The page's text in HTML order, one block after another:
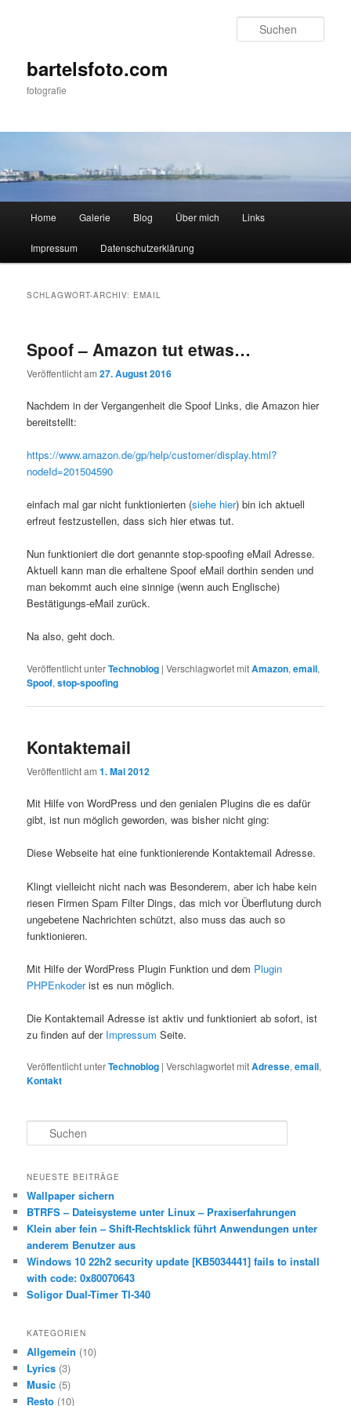
bartelsfoto.com
fotografie
Home Galerie Blog Über mich Links
Impressum Datenschutzerklärung
SCHLAGWORT-ARCHIV: EMAIL
Spoof – Amazon tut etwas…
Veröffentlicht am27. August 2016
Nachdem in der Vergangenheit die Spoof Links, die Amazon hier
bereitstellt:
https://www.amazon.de/gp/help/customer/display.html?
nodeId=201504590
einfach mal gar nicht funktionierten (siehe hier) bin ich aktuell
erfreut festzustellen, dass sich hier etwas tut.
Nun funktioniert die dort genannte stop-spoofing eMail Adresse.
Aktuell kann man die erhaltene Spoof eMail dorthin senden und
man bekommt auch eine sinnige (wenn auch Englische)
Bestätigungs-eMail zurück.
Na also, geht doch.
Veröffentlicht unterTechnoblog |Verschlagwortet mitAmazon,email,
Spoof,stop-spoofing
Kontaktemail
Veröffentlicht am1. Mai 2012
Mit Hilfe von WordPress und den genialen Plugins die es dafür
gibt, ist nun möglich geworden, was bisher nicht ging:
Diese Webseite hat eine funktionierende Kontaktemail Adresse.
Klingt vielleicht nicht nach was Besonderem, aber ich habe kein
riesen Firmen Spam Filter Dings, das mich vor Überflutung durch
ungebetene Nachrichten schützt, also muss das auch so
funktionieren.
Mit Hilfe der WordPress Plugin Funktion und dem Plugin
PHPEnkoderist es nun möglich.
Die Kontaktemail Adresse ist aktiv und funktioniert ab sofort, ist
zu finden auf der Impressum Seite.
Veröffentlicht unterTechnoblog |Verschlagwortet mitAdresse,email,
Kontakt
u
h
n
NEUESTE BEITRÄGE
Wallpaper sichern
BTRFS – Dateisysteme unter Linux – Praxiserfahrungen
Klein aber fein – Shift-Rechtsklick führt Anwendungen unter
anderem Benutzer aus
Windows 10 22h2 security update [KB5034441] fails to install
with code: 0x80070643
Soligor Dual-Timer TI-340
KATEGORIEN
Allgemein (10)
Lyrics (3)
Music (5)
Resto (10)